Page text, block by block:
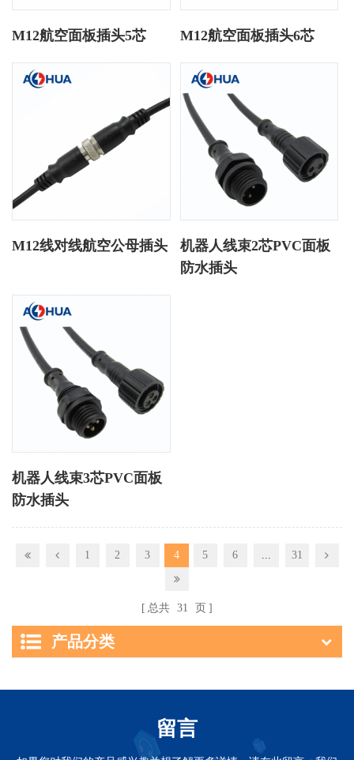
M12航空面板插头5芯 M12航空面板插头6芯
M12线对线航空公母插头
机器人线束2芯PVC面板
防水插头
机器人线束3芯PVC面板
防水插头
1 2 3 4 5 6 ... 31
总共 31 页
产品分类
留言